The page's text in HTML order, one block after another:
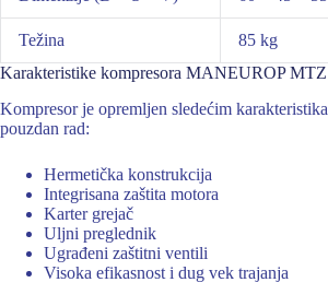
Težina
85 kg
Karakteristike kompresora MANEUROP
Kompresor je opremljen sledećim
pouzdan rad:
Hermetička konstrukcija
Integrisana zaštita motora
Karter grejač
Uljni preglednik
Ugrađeni zaštitni ventili
Visoka efikasnost i dug vek trajanja